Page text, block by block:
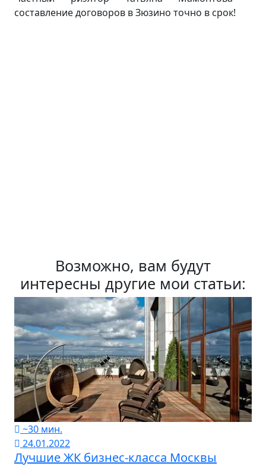
составление договоров в Зюзино точно в срок!
Возможно, вам будут
интересны другие мои статьи:
~30 мин.
24.01.2022
Лучшие ЖК бизнес-класса Москвы